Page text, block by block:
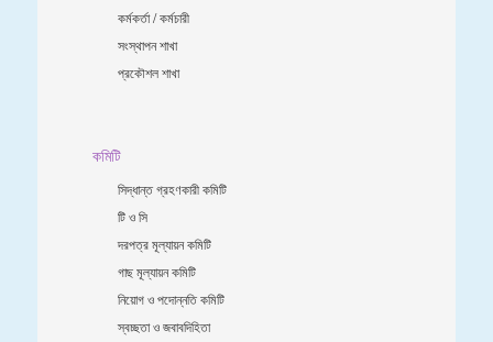
কর্মকর্তা / কর্মচারী
সংস্থাপন শাখা
প্রকৌশল শাখা
কমিটি
সিদ্ধান্ত গ্রহণকারী কমিটি
টি ও সি
দরপত্র মূল্যায়ন কমিটি
গাছ মূল্যায়ন কমিটি
নিয়োগ ও পদোন্নতি কমিটি
স্বচ্ছতা ও জবাবদিহিতা